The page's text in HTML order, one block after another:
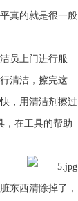
真的就是很一般
员上门进行服
清洁，擦完这
，用清洁剂擦过
，在工具的帮助
东西清除掉了，